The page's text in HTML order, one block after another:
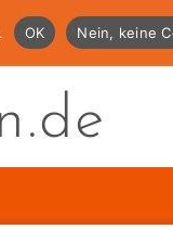
OK Nein, keine